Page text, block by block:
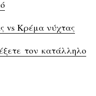
vs Κρέμα νύχτας
τον κατάλληλο